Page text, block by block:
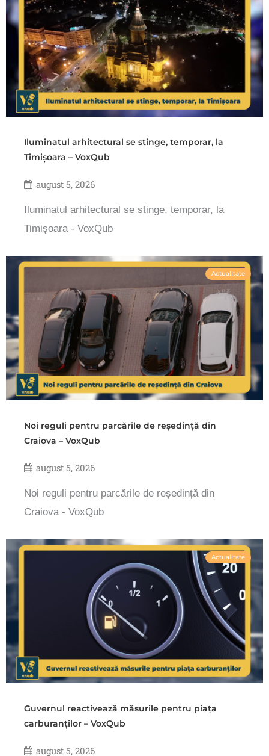
Iluminatul arhitectural se stinge, temporar, la
Timișoara – VoxQub
august 5, 2026
Iluminatul arhitectural se stinge, temporar, la
Timișoara - VoxQub
Actualitate
Noi reguli pentru parcările de reședință din
Craiova – VoxQub
august 5, 2026
Noi reguli pentru parcările de reședință din
Craiova - VoxQub
Actualitate
Guvernul reactivează măsurile pentru piața
carburanților – VoxQub
august 5, 2026